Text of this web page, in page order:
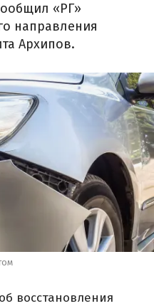
«РГ»
направления
Архипов.
восстановления